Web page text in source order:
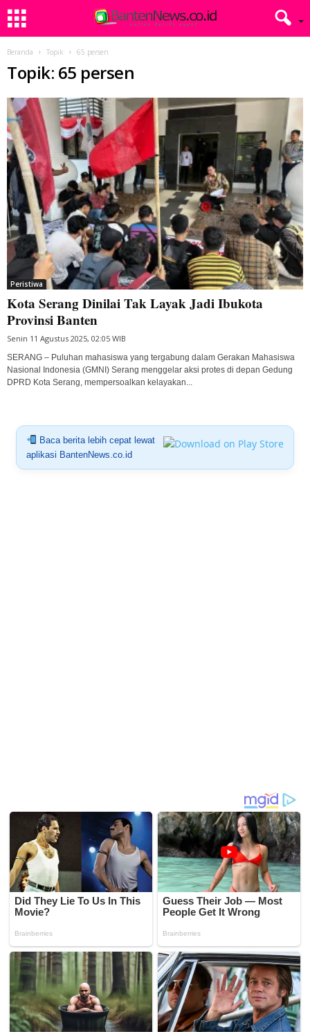
Beranda Topik 65 persen
Topik: 65 persen
Peristiwa
Kota Serang Dinilai Tak Layak Jadi Ibukota
Provinsi Banten
Senin 11 Agustus 2025, 02:05 WIB
SERANG – Puluhan mahasiswa yang tergabung dalam Gerakan Mahasiswa
Nasional Indonesia (GMNI) Serang menggelar aksi protes di depan Gedung
DPRD Kota Serang, mempersoalkan kelayakan...
Baca berita lebih cepat lewat
aplikasi BantenNews.co.id